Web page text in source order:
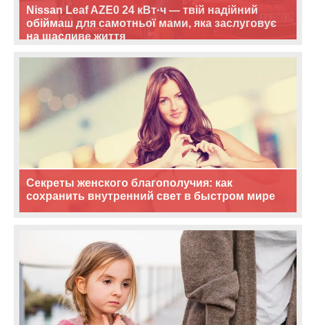
Nissan Leaf AZE0 24 кВт·ч — твій надійний
обіймаш для самотньої мами, яка заслуговує
на щасливе життя
Секреты женского благополучия: как
сохранить внутренний свет в быстром мире